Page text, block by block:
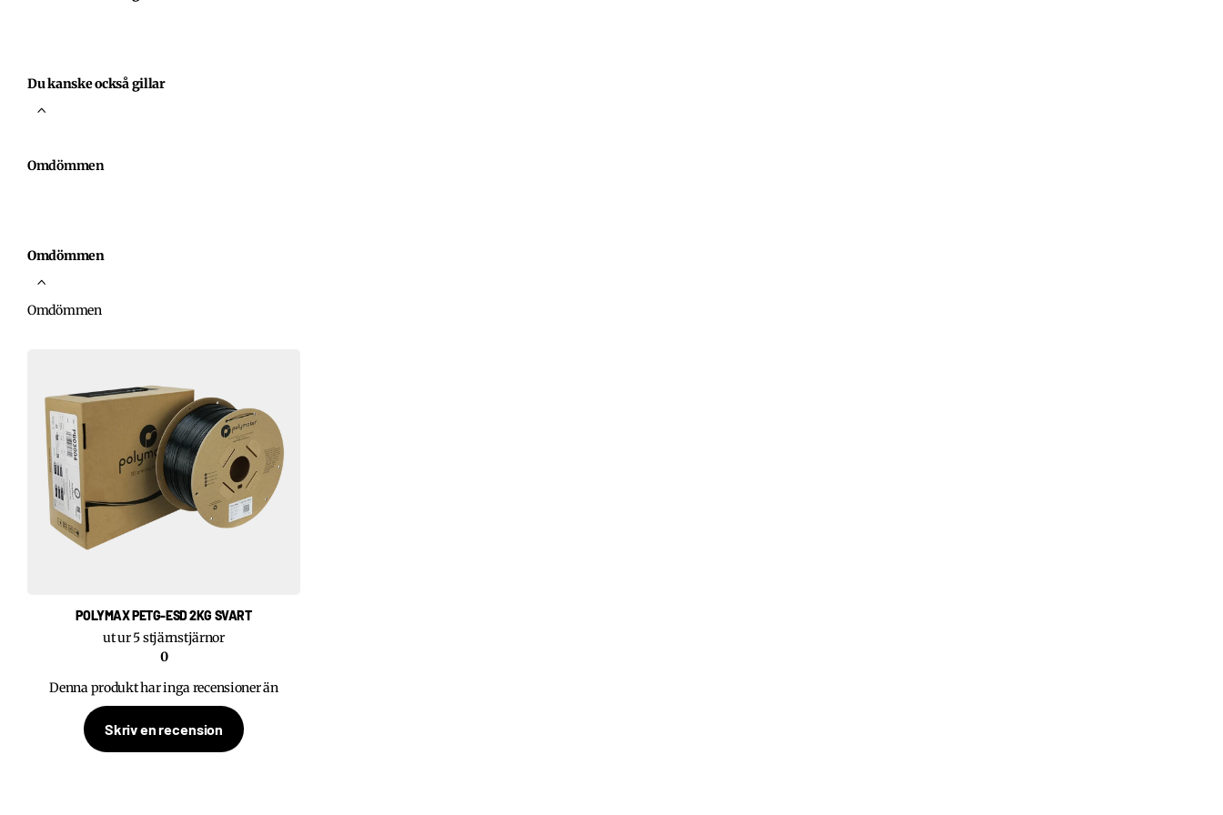
Du kanske också gillar
Omdömmen
Omdömmen
Omdömmen
POLYMAX PETG-ESD 2KG SVART
0
ut ur 5 stjärnstjärnor
Denna produkt har inga recensioner än
Skriv en recension